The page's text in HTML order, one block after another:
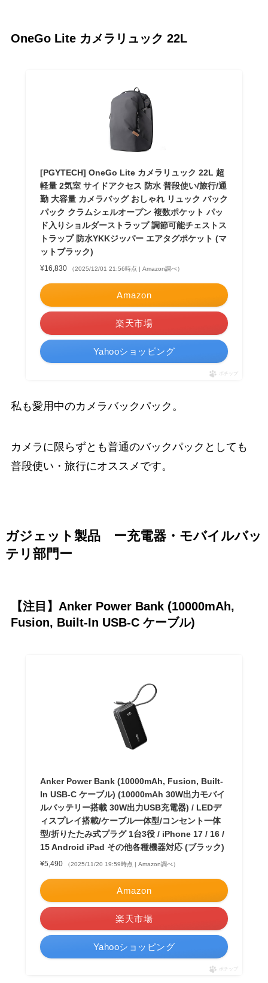
OneGo Lite カメラリュック 22L
[PGYTECH] OneGo Lite カメラリュック 22L 超
軽量 2気室 サイドアクセス 防水 普段使い/旅行/通
勤 大容量 カメラバッグ おしゃれ リュック バック
パック クラムシェルオープン 複数ポケット パッ
ド入りショルダーストラップ 調節可能チェストス
トラップ 防水YKKジッパー エアタグポケット (マ
ットブラック)
¥16,830 （2025/12/01 21:56時点 | Amazon調べ）
Amazon
楽天市場
Yahooショッピング
ポチップ
私も愛用中のカメラバックパック。
カメラに限らずとも普通のバックパックとしても
普段使い・旅行にオススメです。
ガジェット製品 ー充電器・モバイルバッ
テリ部門ー
【注目】Anker Power Bank (10000mAh,
Fusion, Built-In USB-C ケーブル)
Anker Power Bank (10000mAh, Fusion, Built-
In USB-C ケーブル) (10000mAh 30W出力モバイ
ルバッテリー搭載 30W出力USB充電器) / LEDデ
ィスプレイ搭載/ケーブル一体型/コンセント一体
型/折りたたみ式プラグ 1台3役 / iPhone 17 / 16 /
15 Android iPad その他各種機器対応 (ブラック)
¥5,490 （2025/11/20 19:59時点 | Amazon調べ）
Amazon
楽天市場
Yahooショッピング
ポチップ